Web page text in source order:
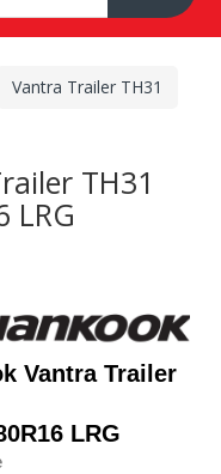
Vantra Trailer TH31
TH31
LRG
Vantra Trailer
LRG